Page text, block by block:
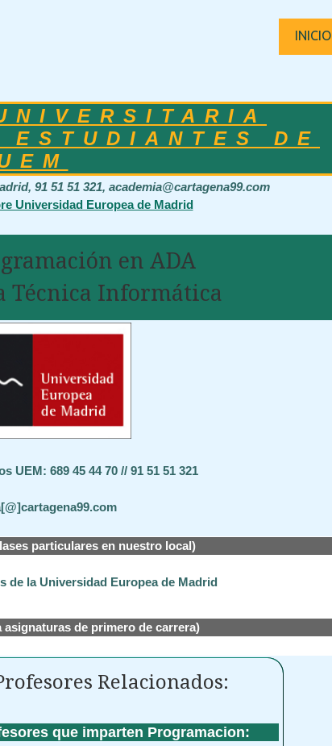
INICIO
DE
91 51 51 321, academia@cartagena99.com
Universidad Europea de Madrid
en ADA
Técnica Informática
UEM: 689 45 44 70 // 91 51 51 321
particulares en nuestro local)
de la Universidad Europea de Madrid
de primero de carrera)
Relacionados:
que imparten Programacion: